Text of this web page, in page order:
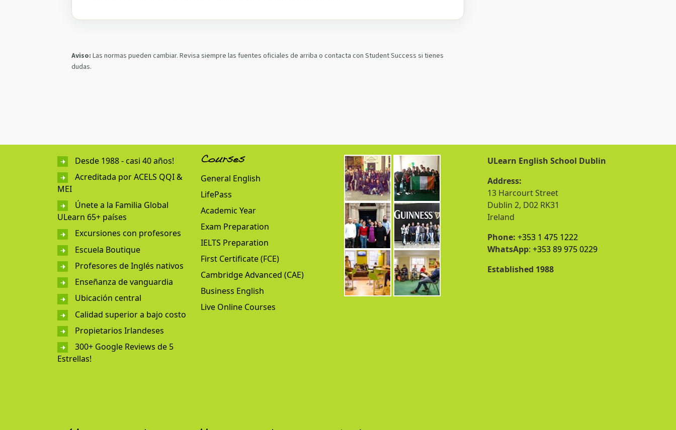
Aviso: Las normas pueden cambiar. Revisa siempre las fuentes oficiales de arriba o contacta con Student Success si tienes
dudas.
Desde 1988 - casi 40 años!
Acreditada por ACELS QQI &
MEI
Únete a la Familia Global
ULearn 65+ países
Excursiones con profesores
Escuela Boutique
Profesores de Inglés nativos
Enseñanza de vanguardia
Ubicación central
Calidad superior a bajo costo
Propietarios Irlandeses
300+ Google Reviews de 5
Estrellas!
Courses
General English
LifePass
Academic Year
Exam Preparation
IELTS Preparation
First Certificate (FCE)
Cambridge Advanced (CAE)
Business English
Live Online Courses
ULearn English School Dublin
Address:
13 Harcourt Street
Dublin 2, D02 RK31
Ireland
Phone: +353 1 475 1222
WhatsApp: +353 89 975 0229
Established 1988